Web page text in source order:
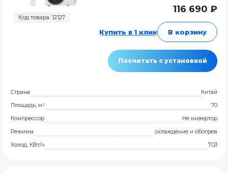
Код товара: 12127
116 690 ₽
Купить в 1 клик В корзину
Посчитать с установкой
Страна
Китай
Площадь, м²
70
Компрессор
Не инвертор
Режимы
охлаждение и обогрев
Холод, КВт/ч
7.03